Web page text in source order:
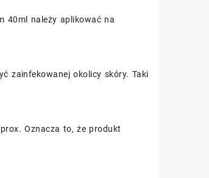
40ml należy aplikować na
zainfekowanej okolicy skóry. Taki
Oznacza to, że produkt